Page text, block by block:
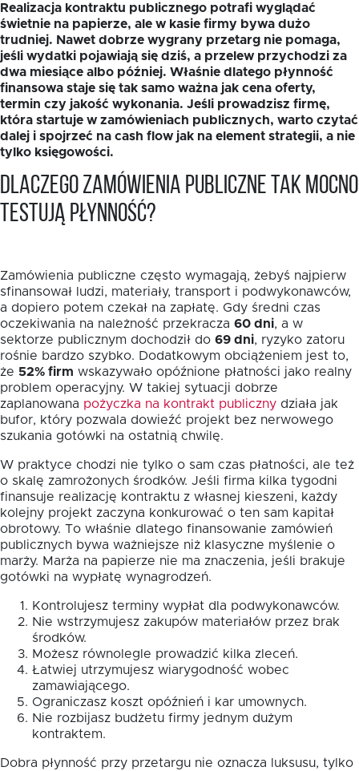
Realizacja kontraktu publicznego potrafi wyglądać
świetnie na papierze, ale w kasie firmy bywa dużo
trudniej. Nawet dobrze wygrany przetarg nie pomaga,
jeśli wydatki pojawiają się dziś, a przelew przychodzi za
dwa miesiące albo później. Właśnie dlatego płynność
finansowa staje się tak samo ważna jak cena oferty,
termin czy jakość wykonania. Jeśli prowadzisz firmę,
która startuje w zamówieniach publicznych, warto czytać
dalej i spojrzeć na cash flow jak na element strategii, a nie
tylko księgowości.
Dlaczego zamówienia publiczne tak mocno
testują płynność?
Zamówienia publiczne często wymagają, żebyś najpierw
sfinansował ludzi, materiały, transport i podwykonawców,
a dopiero potem czekał na zapłatę. Gdy średni czas
oczekiwania na należność przekracza 60 dni, a w
sektorze publicznym dochodził do 69 dni, ryzyko zatoru
rośnie bardzo szybko. Dodatkowym obciążeniem jest to,
że 52% firm wskazywało opóźnione płatności jako realny
problem operacyjny. W takiej sytuacji dobrze
zaplanowana pożyczka na kontrakt publiczny działa jak
bufor, który pozwala dowieźć projekt bez nerwowego
szukania gotówki na ostatnią chwilę.
W praktyce chodzi nie tylko o sam czas płatności, ale też
o skalę zamrożonych środków. Jeśli firma kilka tygodni
finansuje realizację kontraktu z własnej kieszeni, każdy
kolejny projekt zaczyna konkurować o ten sam kapitał
obrotowy. To właśnie dlatego finansowanie zamówień
publicznych bywa ważniejsze niż klasyczne myślenie o
marży. Marża na papierze nie ma znaczenia, jeśli brakuje
gotówki na wypłatę wynagrodzeń.
Kontrolujesz terminy wypłat dla podwykonawców.
Nie wstrzymujesz zakupów materiałów przez brak
środków.
Możesz równolegle prowadzić kilka zleceń.
Łatwiej utrzymujesz wiarygodność wobec
zamawiającego.
Ograniczasz koszt opóźnień i kar umownych.
Nie rozbijasz budżetu firmy jednym dużym
kontraktem.
Dobra płynność przy przetargu nie oznacza luksusu, tylko